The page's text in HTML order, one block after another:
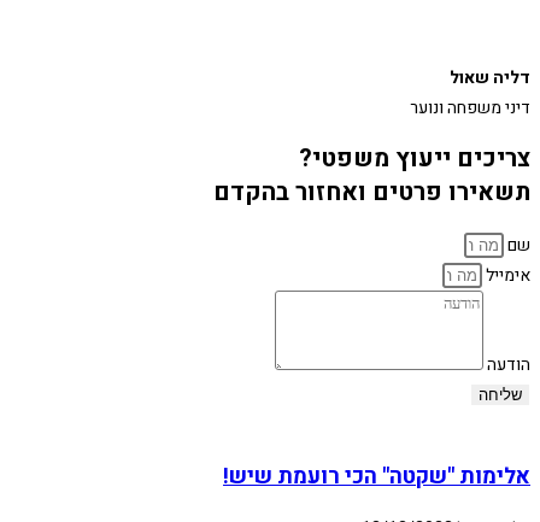
דליה שאול
דיני משפחה ונוער
צריכים ייעוץ משפטי?
תשאירו פרטים ואחזור בהקדם
שם
אימייל
הודעה
שליחה
אלימות "שקטה" הכי רועמת שיש!